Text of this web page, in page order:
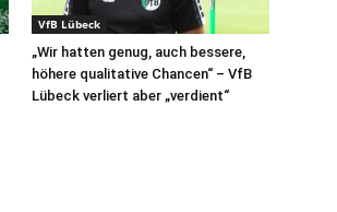
VfB Lübeck
„Wir hatten genug, auch bessere,
höhere qualitative Chancen“ – VfB
Lübeck verliert aber „verdient“